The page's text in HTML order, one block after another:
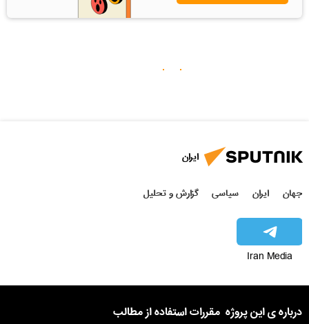
ایران
جهان ایران سیاسی گزارش و تحلیل
Iran Media
درباره ی این پروژه مقررات استفاده از مطالب